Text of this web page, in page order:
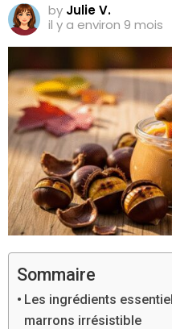
by Julie V.
il y a environ 9 mois
Sommaire
Les ingrédients
marrons irrésistible